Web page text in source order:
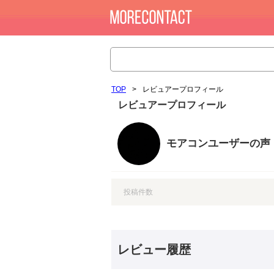
TOP > レビュアープロフィール
レビュアープロフィール
モアコンユーザーの声
投稿件数
レビュー履歴